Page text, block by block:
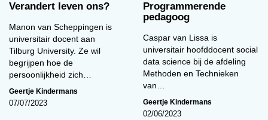
Verandert leven ons?
Manon van Scheppingen is
universitair docent aan
Tilburg University. Ze wil
begrijpen hoe de
persoonlijkheid zich…
Geertje Kindermans
07/07/2023
Programmerende
pedagoog
Caspar van Lissa is
universitair hoofddocent social
data science bij de afdeling
Methoden en Technieken
van…
Geertje Kindermans
02/06/2023